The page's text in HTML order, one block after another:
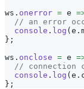
ws . onerror = e
// an error
console . log (e .
} ;
ws . onclose = e
// connection
console . log (e .
} ;